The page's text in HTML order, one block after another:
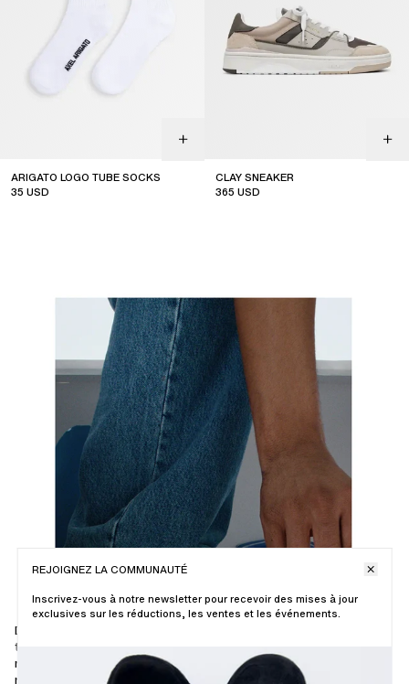
ARIGATO LOGO TUBE SOCKS
35 USD
CLAY SNEAKER
365 USD
Discover
the
miniature
room
REJOIGNEZ LA COMMUNAUTÉ
Inscrivez-vous à notre newsletter pour recevoir des mises à jour
exclusives sur les réductions, les ventes et les événements.